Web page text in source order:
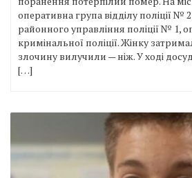
оперативна група відділу поліції №
районного управління поліції № 1,
кримінальної поліції. Жінку
злочину вилучили — ніж. У ході
[…]